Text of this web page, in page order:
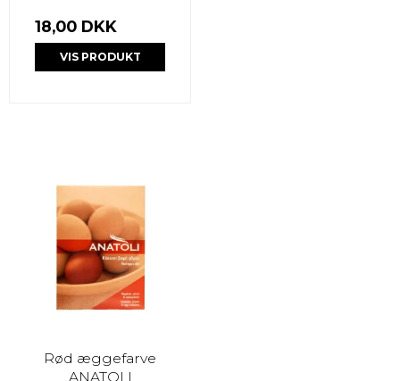
18,00 DKK
VIS PRODUKT
Rød æggefarve
ANATOLI